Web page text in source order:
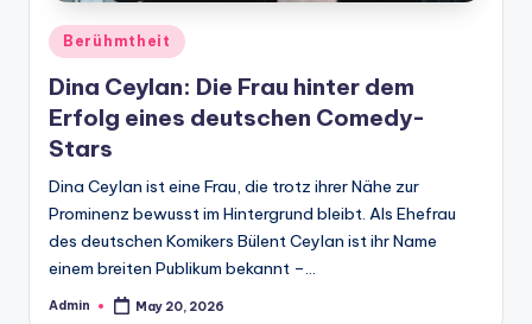
Posted
in
Berühmtheit
Dina Ceylan: Die Frau hinter dem
Erfolg eines deutschen Comedy-
Stars
Dina Ceylan ist eine Frau, die trotz ihrer Nähe zur
Prominenz bewusst im Hintergrund bleibt. Als Ehefrau
des deutschen Komikers Bülent Ceylan ist ihr Name
einem breiten Publikum bekannt –…
Posted
Admin May 20, 2026